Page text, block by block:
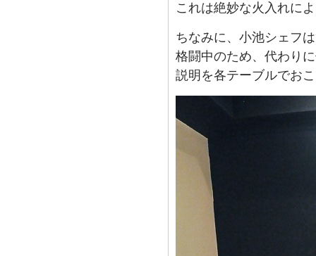
これは絶妙な火入れに
ちなみに、小池シェフ
格闘中のため、代わり
説明を各テーブルでお